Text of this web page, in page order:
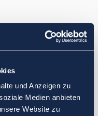
und Anzeigen zu
Medien anbieten
Website zu